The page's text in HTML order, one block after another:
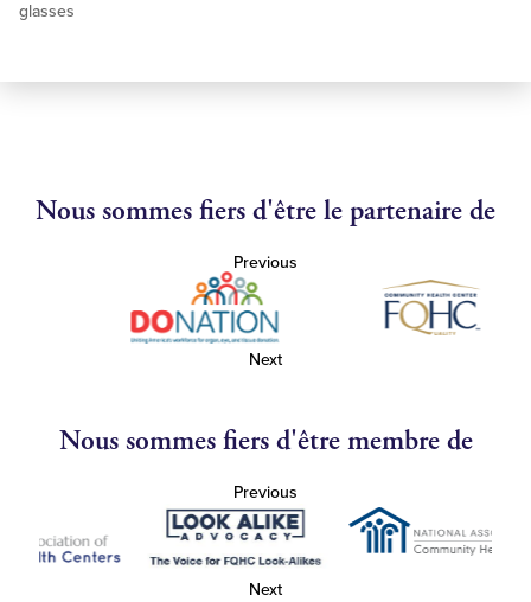
glasses
Nous sommes fiers d'être le partenaire de
Previous
Next
Nous sommes fiers d'être membre de
Previous
Next